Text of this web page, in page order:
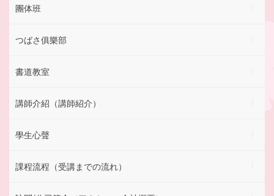
團体班
つばさ俱樂部
書道教室
講師介紹（講師紹介）
學生心聲
課程流程（受講までの流れ）